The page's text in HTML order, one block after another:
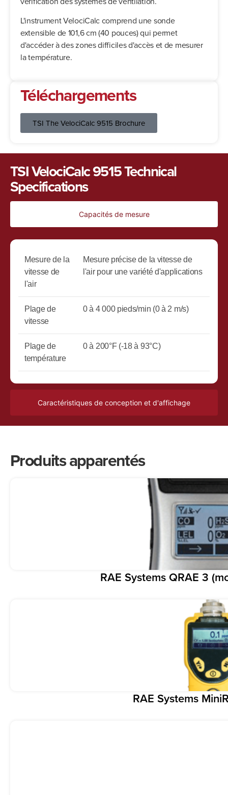
L'instrument VelociCalc comprend une sonde
extensible de 101,6 cm (40 pouces) qui permet
d'accéder à des zones difficiles d'accès et de mesurer
la température.
Téléchargements
TSI The VelociCalc 9515 Brochure
TSI VelociCalc 9515 Technical
Specifications
Capacités de mesure
Caractéristiques de conception et d'affichage
Mesure de la
vitesse de
l'air
Mesure précise de la vitesse de
l'air pour une variété d'applications
Plage de
vitesse
0 à 4 000 pieds/min (0 à 2 m/s)
Plage de
température
0 à 200°F (-18 à 93°C)
Produits apparentés
RAE Systems QRAE 3
RAE Systems